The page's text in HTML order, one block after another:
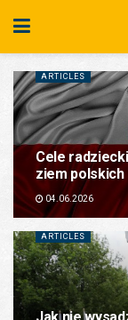
ARTICLES
Cele
ziem polskich
04.06.2026
ARTICLES